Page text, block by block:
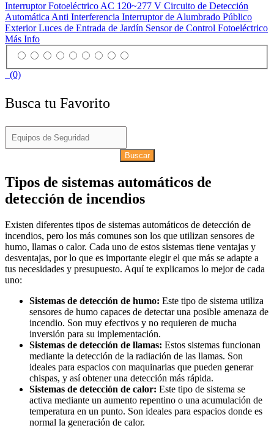
Interruptor Fotoeléctrico AC 120~277 V Circuito de Detección
Automática Anti Interferencia Interruptor de Alumbrado Público
Exterior Luces de Entrada de Jardín Sensor de Control Fotoeléctrico
Más Info
(0)
Busca tu Favorito
Buscar
Tipos de sistemas automáticos de
detección de incendios
Existen diferentes tipos de sistemas automáticos de detección de
incendios, pero los más comunes son los que utilizan sensores de
humo, llamas o calor. Cada uno de estos sistemas tiene ventajas y
desventajas, por lo que es importante elegir el que más se adapte a
tus necesidades y presupuesto. Aquí te explicamos lo mejor de cada
uno:
Sistemas de detección de humo: Este tipo de sistema utiliza
sensores de humo capaces de detectar una posible amenaza de
incendio. Son muy efectivos y no requieren de mucha
inversión para su implementación.
Sistemas de detección de llamas: Estos sistemas funcionan
mediante la detección de la radiación de las llamas. Son
ideales para espacios con maquinarias que pueden generar
chispas, y así obtener una detección más rápida.
Sistemas de detección de calor: Este tipo de sistema se
activa mediante un aumento repentino o una acumulación de
temperatura en un punto. Son ideales para espacios donde es
normal la generación de calor.